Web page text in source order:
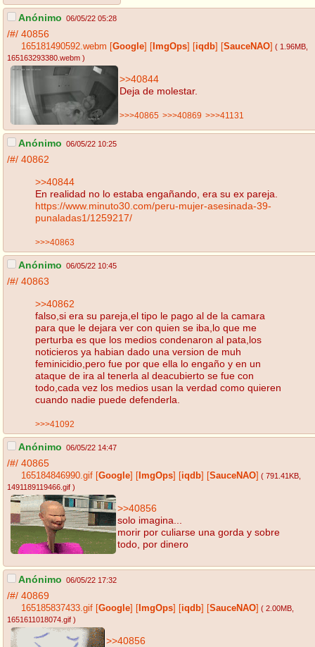
Anónimo 06/05/22 05:28
/#/ 40856
165181490592.webm Google ImgOps iqdb SauceNAO ( 1.96MB
165163293380.webm )
>>40844
Deja de molestar.
>>>40865 >>>40869 >>>41131
Anónimo 06/05/22 10:25
/#/ 40862
>>40844
En realidad no lo estaba engañando, era su ex pareja.
https://www.minuto30.com/peru-mujer-asesinada-39-
punaladas1/1259217/
>>>40863
Anónimo 06/05/22 10:45
/#/ 40863
>>40862
falso,si era su pareja,el tipo le pago al de la camara
para que le dejara ver con quien se iba,lo que me
perturba es que los medios condenaron al pata,los
noticieros ya habian dado una version de muh
feminicidio,pero fue por que ella lo engaño y en un
ataque de ira al tenerla al deacubierto se fue con
todo,cada vez los medios usan la verdad como quieren
cuando nadie puede defenderla.
>>>41092
Anónimo 06/05/22 14:47
/#/ 40865
165184846990.gif Google ImgOps iqdb SauceNAO ( 791.41KB
1491189119466.gif )
>>40856
solo imagina...
morir por culiarse una gorda y sobre
todo, por dinero
Anónimo 06/05/22 17:32
/#/ 40869
165185837433.gif Google ImgOps iqdb SauceNAO ( 2.00MB
1651611018074.gif )
>>40856